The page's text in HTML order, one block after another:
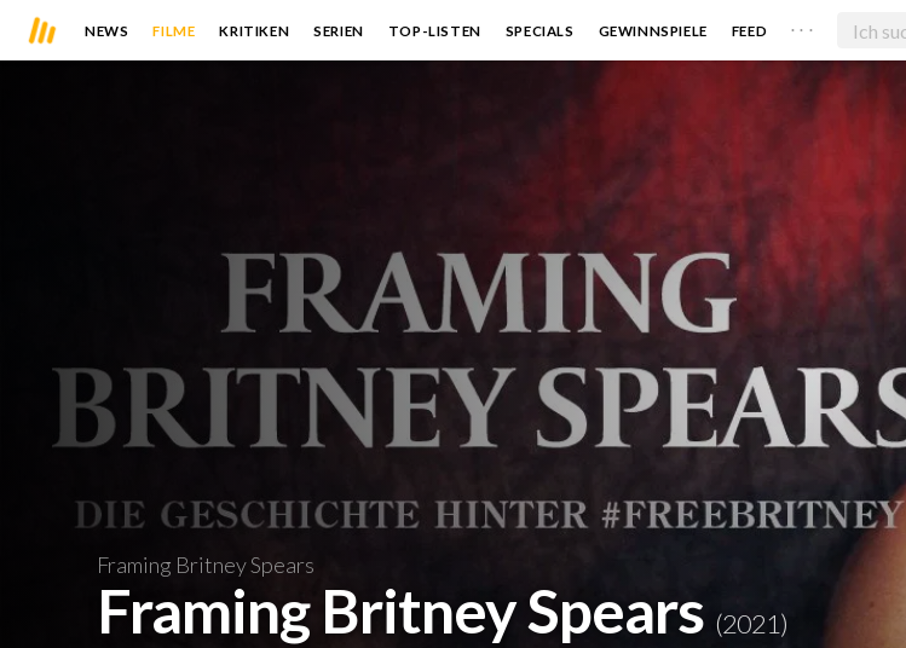
NEWS FILME KRITIKEN SERIEN TOP-LISTEN SPECIALS GEWINNSPIELE FEED . . .
Framing Britney Spears
Framing Britney Spears (2021)